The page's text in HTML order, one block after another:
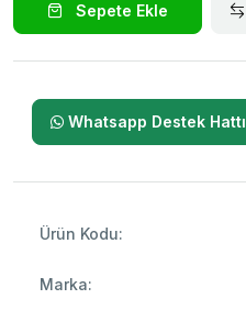
Sepete Ekle
Whatsapp Destek Hattı
Ürün Kodu:
Marka: